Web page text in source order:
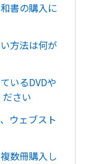
書の購入に
方法は何が
いるDVDや
さい
ウェブスト
数冊購入し